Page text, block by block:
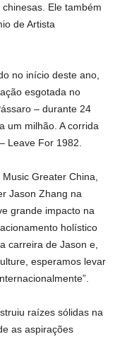
Ele também
de Artista
no início deste ano,
esgotada no
– durante 24
um milhão. A corrida
Leave For 1982.
Greater China,
Jason Zhang na
grande impacto na
holístico
carreira de Jason e,
esperamos levar
raízes sólidas na
as aspirações